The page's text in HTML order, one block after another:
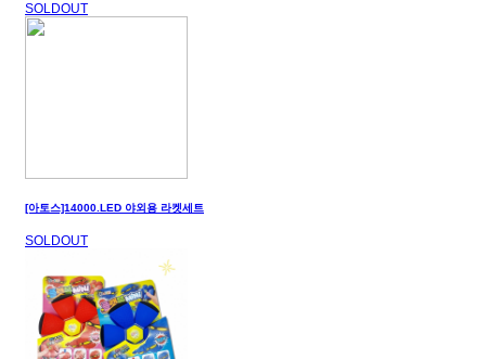
SOLDOUT
[아토스]14000.LED 야외용 라켓세트
SOLDOUT